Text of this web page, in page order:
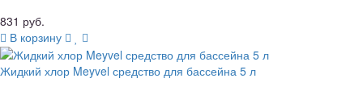
831 руб.
В корзину
Жидкий хлор Meyvel средство для бассейна 5 л